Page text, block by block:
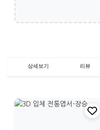
상세보기 리뷰